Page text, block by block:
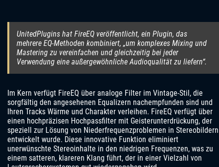
UnitedPlugins hat FireEQ veröffentlicht, ein Plugin, das
mehrere EQ-Methoden kombiniert, „um komplexes Mixing und
Mastering zu vereinfachen und gleichzeitig bei jeder
Verwendung eine außergewöhnliche Audioqualität zu liefern“.
Im Kern verfügt FireEQ über analoge Filter im Vintage-Stil, die
sorgfältig den angesehenen Equalizern nachempfunden sind und
Ihren Tracks Wärme und Charakter verleihen. FireEQ verfügt über
einen hochpräzisen Hochpassfilter mit Geisterunterdrückung, der
speziell zur Lösung von Niederfrequenzproblemen in Stereobildern
entwickelt wurde. Diese innovative Funktion eliminiert
unerwünschte Stereoinhalte in den niedrigen Frequenzen, was zu
einem satteren, klareren Klang führt, der in einer Vielzahl von